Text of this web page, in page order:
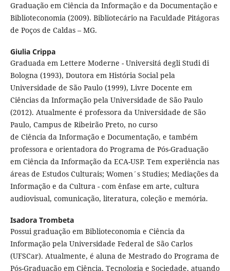
Graduação em Ciência da Informação e da Documentação e
Biblioteconomia (2009). Bibliotecário na Faculdade Pitágoras
de Poços de Caldas – MG.
Giulia Crippa
Graduada em Lettere Moderne - Universitá degli Studi di
Bologna (1993), Doutora em História Social pela
Universidade de São Paulo (1999), Livre Docente em
Ciências da Informação pela Universidade de São Paulo
(2012). Atualmente é professora da Universidade de São
Paulo, Campus de Ribeirão Preto, no curso
de Ciência da Informação e Documentação, e também
professora e orientadora do Programa de Pós-Graduação
em Ciência da Informação da ECA-USP. Tem experiência nas
áreas de Estudos Culturais; Women´s Studies; Mediações da
Informação e da Cultura - com ênfase em arte, cultura
audiovisual, comunicação, literatura, coleção e memória.
Isadora Trombeta
Possui graduação em Biblioteconomia e Ciência da
Informação pela Universidade Federal de São Carlos
(UFSCar). Atualmente, é aluna de Mestrado do Programa de
Pós-Graduação em Ciência, Tecnologia e Sociedade, atuando